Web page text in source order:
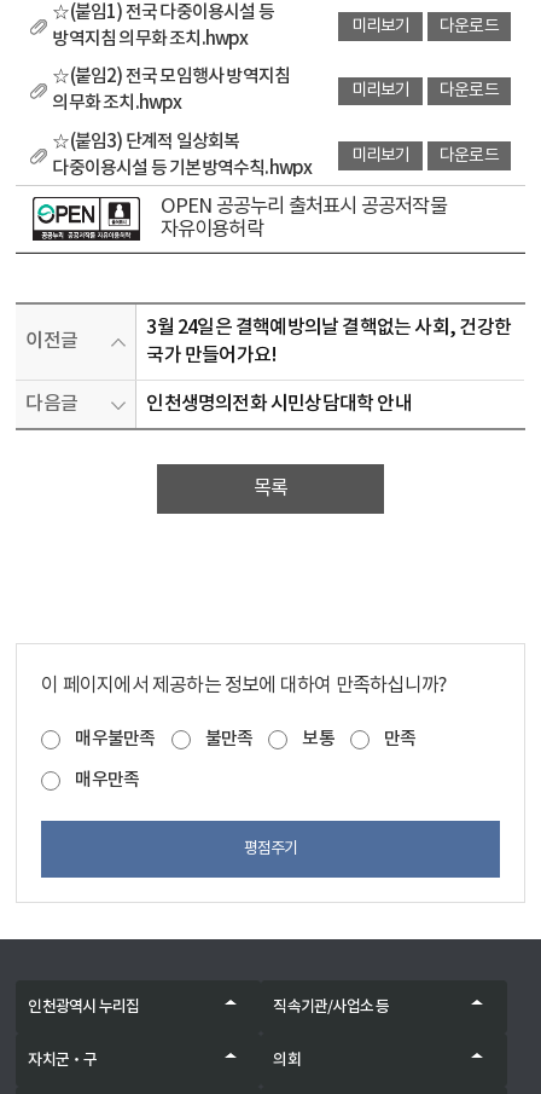
☆(붙임1) 전국 다중이용시설 등
방역지침 의무화 조치.hwpx
미리보기 다운로드
☆(붙임2) 전국 모임행사 방역지침
의무화 조치.hwpx
미리보기 다운로드
☆(붙임3) 단계적 일상회복
다중이용시설 등 기본방역수칙.hwpx
미리보기 다운로드
OPEN 공공누리 출처표시 공공저작물
자유이용허락
이전글
3월 24일은 결핵예방의날 결핵없는 사회, 건강한
국가 만들어가요!
다음글 인천생명의전화 시민상담대학 안내
목록
이 페이지에서 제공하는 정보에 대하여 만족하십니까?
매우불만족 불만족 보통
만족
매우만족
평점주기
인천광역시 누리집 직속기관/사업소 등
자치군‧구 의회